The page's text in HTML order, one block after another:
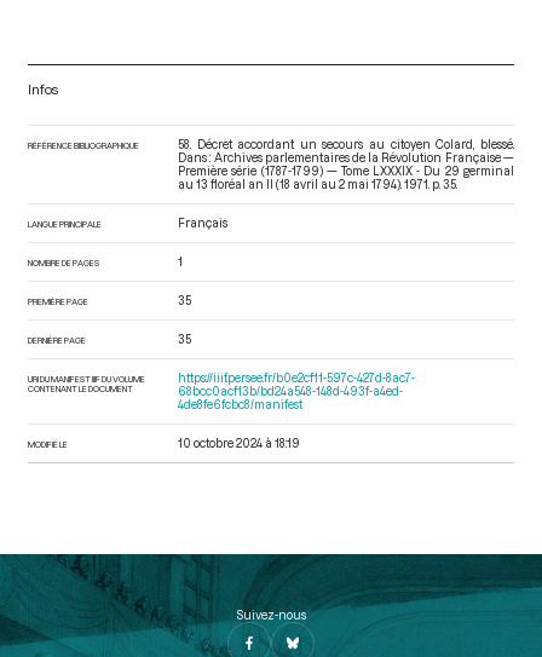
Infos
RÉFÉRENCE BIBLIOGRAPHIQUE
58. Décret accordant un secours au citoyen Colard, blessé.
Dans : Archives parlementaires de la Révolution Française —
Première série (1787-1799) — Tome LXXXIX - Du 29 germinal
au 13 floréal an II (18 avril au 2 mai 1794) . 1971. p. 35.
LANGUE PRINCIPALE Français
NOMBRE DE PAGES 1
PREMIÈRE PAGE 35
DERNIÈRE PAGE 35
URI DU MANIFEST IIIF DU VOLUME
CONTENANT LE DOCUMENT
https://iiif.persee.fr/b0e2cf11-597c-427d-8ac7-
68bcc0acf13b/bd24a548-148d-493f-a4ed-
4de8fe6fcbc8/manifest
MODIFIÉ LE 10 octobre 2024 à 18:19
Suivez-nous